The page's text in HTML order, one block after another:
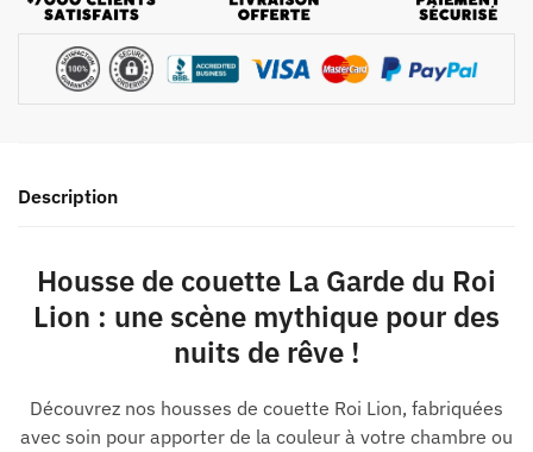
Description
Housse de couette La Garde du Roi
Lion : une scène mythique pour des
nuits de rêve !
Découvrez nos housses de couette Roi Lion, fabriquées
avec soin pour apporter de la couleur à votre chambre ou